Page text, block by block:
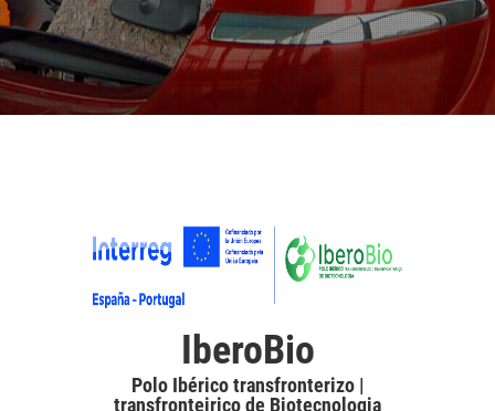
IberoBio
Polo Ibérico transfronterizo |
transfronteiriço de Biotecnologia